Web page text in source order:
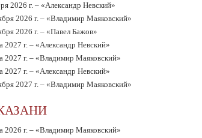
2026 г. – «Александр Невский»
2026 г. – «Владимир Маяковский»
2026 г. – «Павел Бажов»
2027 г. – «Александр Невский»
2027 г. – «Владимир Маяковский»
2027 г. – «Александр Невский»
2027 г. – «Владимир Маяковский»
2026 г. – «Владимир Маяковский»